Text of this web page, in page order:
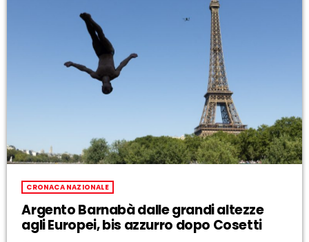
CRONACA NAZIONALE
Argento Barnabà dalle grandi altezze
agli Europei, bis azzurro dopo Cosetti